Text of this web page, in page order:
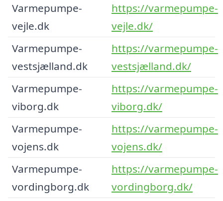
Varmepumpe-
vejle.dk
https://varmepumpe-
vejle.dk/
Varmepumpe-
vestsjælland.dk
https://varmepumpe-
vestsjælland.dk/
Varmepumpe-
viborg.dk
https://varmepumpe-
viborg.dk/
Varmepumpe-
vojens.dk
https://varmepumpe-
vojens.dk/
Varmepumpe-
vordingborg.dk
https://varmepumpe-
vordingborg.dk/